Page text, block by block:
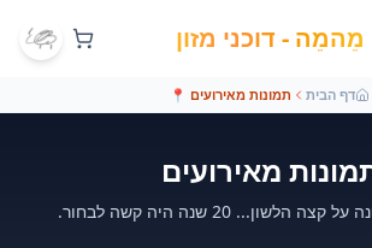
מֵהמֵה - דוכני מזון
דף הבית תמונות מאירועים 📍
מאירועים
20 שנה היה קשה לבחור.